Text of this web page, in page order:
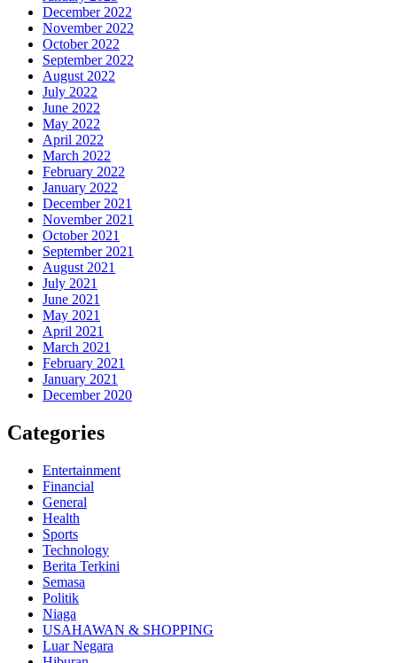
December 2022
November 2022
October 2022
September 2022
August 2022
July 2022
June 2022
May 2022
April 2022
March 2022
February 2022
January 2022
December 2021
November 2021
October 2021
September 2021
August 2021
July 2021
June 2021
May 2021
April 2021
March 2021
February 2021
January 2021
December 2020
Categories
Entertainment
Financial
General
Health
Sports
Technology
Berita Terkini
Semasa
Politik
Niaga
USAHAWAN & SHOPPING
Luar Negara